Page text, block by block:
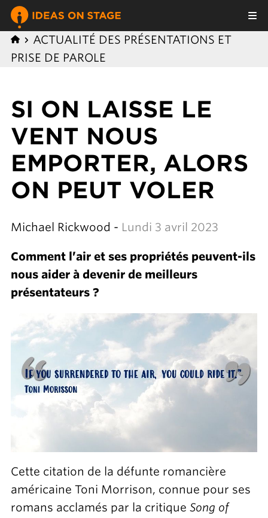
ACTUALITÉ DES PRÉSENTATIONS ET
PRISE DE PAROLE
SI ON LAISSE LE
VENT NOUS
EMPORTER, ALORS
ON PEUT VOLER
Michael Rickwood - Lundi 3 avril 2023
Comment l’air et ses propriétés peuvent-ils
nous aider à devenir de meilleurs
présentateurs ?
Cette citation de la défunte romancière
américaine Toni Morrison, connue pour ses
romans acclamés par la critique Song of